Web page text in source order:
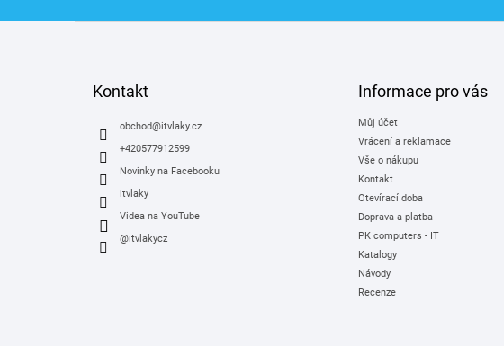
Kontakt
obchod@itvlaky.cz
+420577912599
Novinky na Facebooku
itvlaky
Videa na YouTube
@itvlakycz
Informace pro vás
Můj účet
Vrácení a reklamace
Vše o nákupu
Kontakt
Otevírací doba
Doprava a platba
PK computers - IT
Katalogy
Návody
Recenze